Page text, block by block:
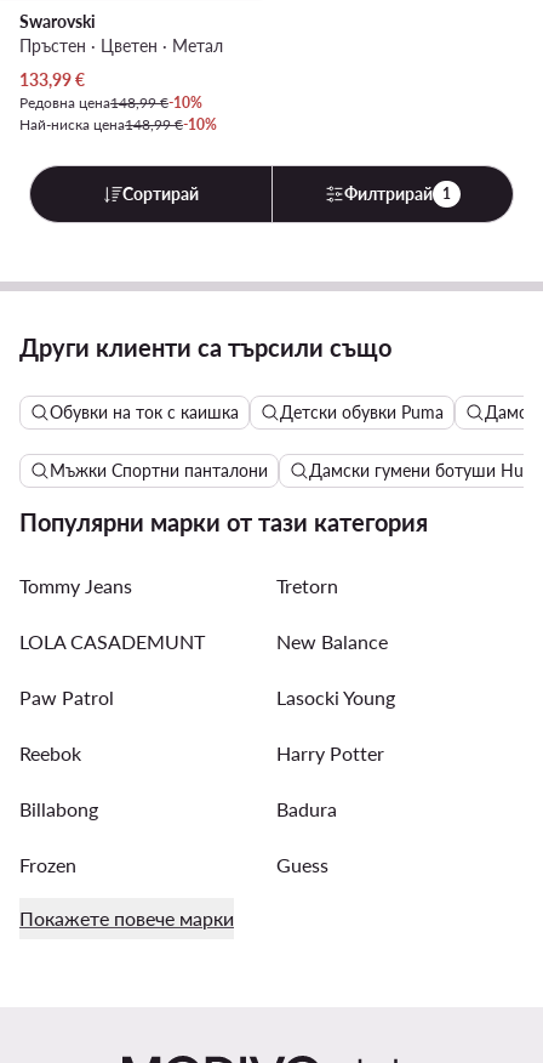
Swarovski
Пръстен · Цветен · Mетал
Актуална цена
133,99€
Редовна цена148,99 €-10%
Най-ниска цена148,99 €-10%
Сортирай Филтрирай 1
Други клиенти са търсили също
Обувки на ток с каишка Детски обувки Puma
Мъжки Спортни панталони Дамски гумени ботуши
Популярни марки от тази категория
Tommy Jeans Tretorn
LOLA CASADEMUNT New Balance
Paw Patrol Lasocki Young
Reebok Harry Potter
Billabong Badura
Frozen Guess
Покажете повече марки